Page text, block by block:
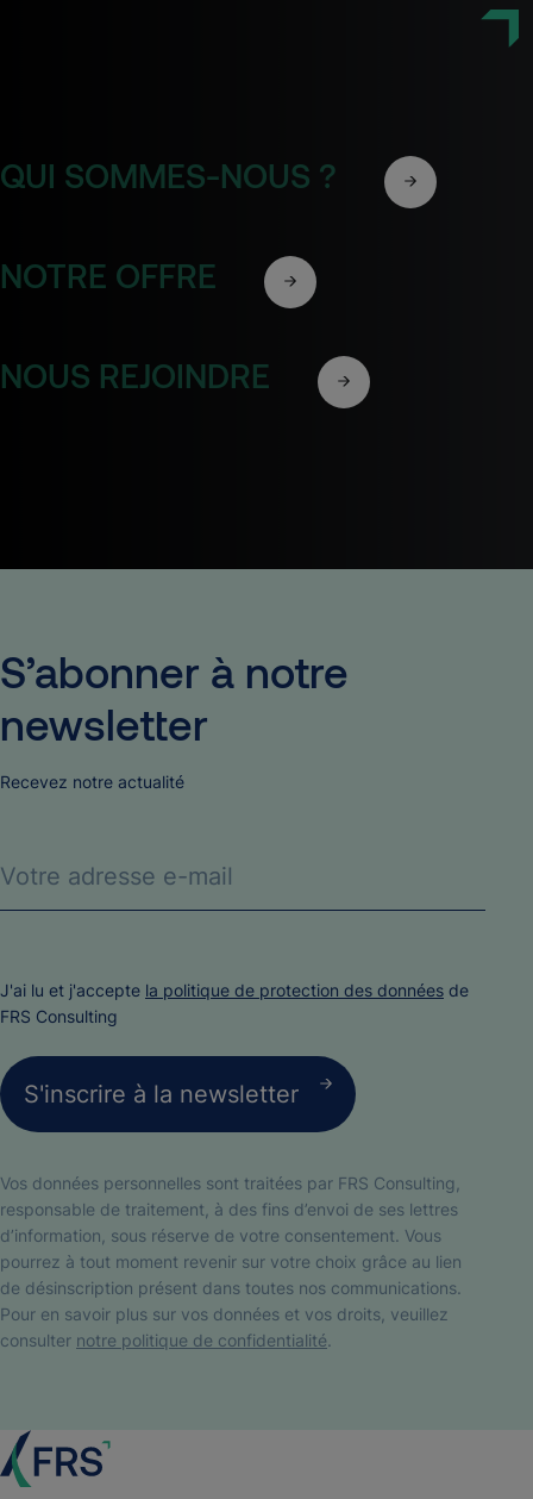
QUI SOMMES-NOUS ?
NOTRE OFFRE
NOUS REJOINDRE
S’abonner à notre
newsletter
Recevez notre actualité
J'ai lu et j'accepte la politique de protection des données de
FRS Consulting
Vos données personnelles sont traitées par FRS Consulting,
responsable de traitement, à des fins d’envoi de ses lettres
d’information, sous réserve de votre consentement. Vous
pourrez à tout moment revenir sur votre choix grâce au lien
de désinscription présent dans toutes nos communications.
Pour en savoir plus sur vos données et vos droits, veuillez
consulter notre politique de confidentialité.